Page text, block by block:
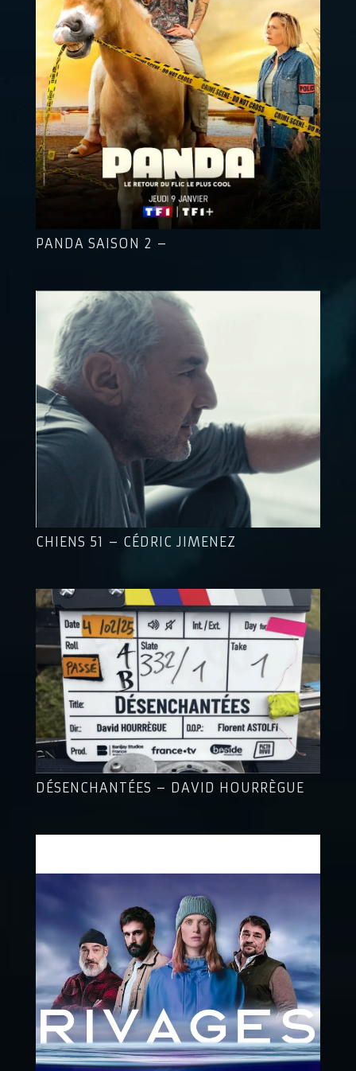
PANDA SAISON 2 –
CHIENS 51 – CÉDRIC JIMENEZ
DÉSENCHANTÉES – DAVID HOURRÈGUE